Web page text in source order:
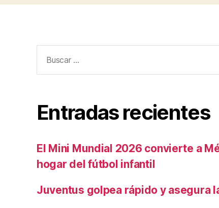
Entradas recientes
El Mini Mundial 2026 convierte a
hogar del fútbol infantil
Juventus golpea rápido y asegura